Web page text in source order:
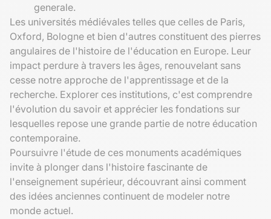
generale.
Les universités médiévales telles que celles de Paris,
Oxford, Bologne et bien d'autres constituent des pierres
angulaires de l'histoire de l'éducation en Europe. Leur
impact perdure à travers les âges, renouvelant sans
cesse notre approche de l'apprentissage et de la
recherche. Explorer ces institutions, c'est comprendre
l'évolution du savoir et apprécier les fondations sur
lesquelles repose une grande partie de notre éducation
contemporaine.
Poursuivre l'étude de ces monuments académiques
invite à plonger dans l'histoire fascinante de
l'enseignement supérieur, découvrant ainsi comment
des idées anciennes continuent de modeler notre
monde actuel.